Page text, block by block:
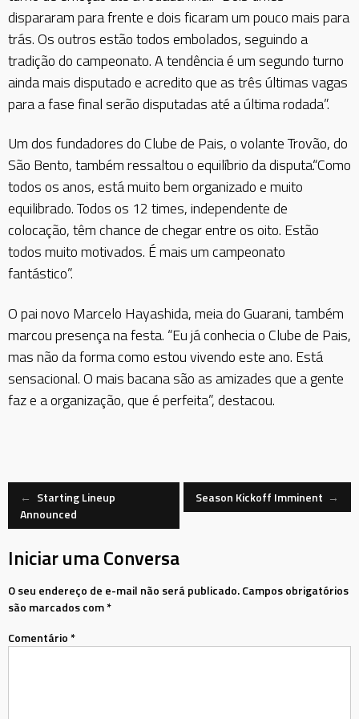
dispararam para frente e dois ficaram um pouco mais para
trás. Os outros estão todos embolados, seguindo a
tradição do campeonato. A tendência é um segundo turno
ainda mais disputado e acredito que as três últimas vagas
para a fase final serão disputadas até a última rodada”.
Um dos fundadores do Clube de Pais, o volante Trovão, do
São Bento, também ressaltou o equilíbrio da disputa.“Como
todos os anos, está muito bem organizado e muito
equilibrado. Todos os 12 times, independente de
colocação, têm chance de chegar entre os oito. Estão
todos muito motivados. É mais um campeonato
fantástico”.
O pai novo Marcelo Hayashida, meia do Guarani, também
marcou presença na festa. “Eu já conhecia o Clube de Pais,
mas não da forma como estou vivendo este ano. Está
sensacional. O mais bacana são as amizades que a gente
faz e a organização, que é perfeita”, destacou.
Navegação
de
Mensagem
← Starting Lineup
Announced
Season Kickoff Imminent →
Iniciar uma Conversa
O seu endereço de e-mail não será publicado.Campos obrigatórios
são marcados com*
Comentário*